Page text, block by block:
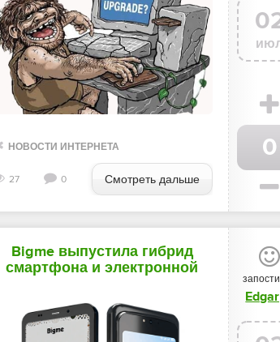
НОВОСТИ ИНТЕРНЕТА
27 0 Смотреть дальше
0
Bigme выпустила гибрид
смартфона и электронной
«Новости мира Интернет»